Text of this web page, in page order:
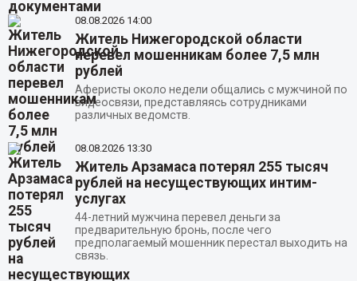
08.08.2026 14:00
Житель Нижегородской области
перевел мошенникам более 7,5 млн
рублей
Аферисты около недели общались с мужчиной по
видеосвязи, представляясь сотрудниками
различных ведомств.
08.08.2026 13:30
Житель Арзамаса потерял 255 тысяч
рублей на несуществующих интим-
услугах
44-летний мужчина перевел деньги за
предварительную бронь, после чего
предполагаемый мошенник перестал выходить на
связь.